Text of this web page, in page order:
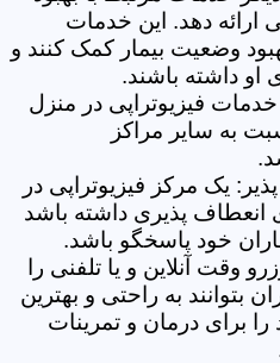
دهد. این خدمات
وضعیت بیمار کمک کنند و
او داشته باشند.
فیزیوتراپی در منزل
به سایر مراکز
یک مرکز فیزیوتراپی در
انعطاف پذیری داشته باشد
خود پاسخگو باشد.
وقت آنلاین و یا تلفنی را
بتوانند به راحتی و بهترین
برای درمان و تمرینات